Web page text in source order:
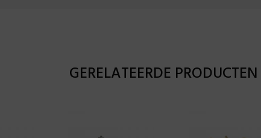
GERELATEERDE PRODUCTEN